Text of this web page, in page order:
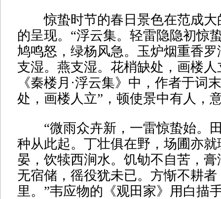
惊蛰时节的春日景色在范成大
的呈现。“浮云集。轻雷隐隐初惊
鸠鸣怒，绿杨风急。玉炉烟重香
支湿。燕支湿。花梢缺处，画楼人
《秦楼月·浮云集》中，作者于词
处，画楼人立”，顿使景中有人，
“微雨众卉新，一雷惊蛰始。
种从此起。丁壮俱在野，场圃亦
晏，饮犊西涧水。饥劬不自苦，
无宿储，徭役犹未已。方惭不耕
里。”韦应物的《观田家》用白描